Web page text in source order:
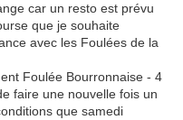
car un resto est prévu
que je souhaite
avec les Foulées de la
Foulée Bourronnaise - 4
faire une nouvelle fois un
que samedi